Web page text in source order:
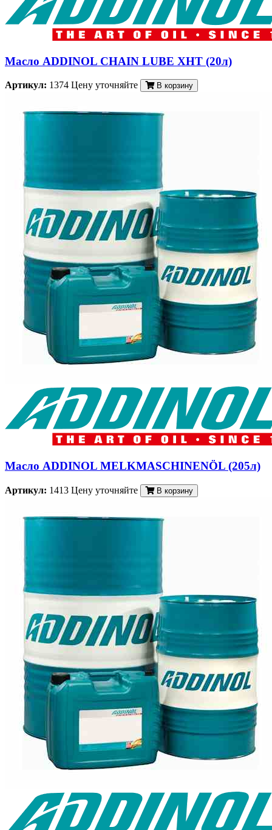
Масло ADDINOL CHAIN LUBE XHT (20л)
Артикул: 1374 Цену уточняйте В корзину
Масло ADDINOL MELKMASCHINENÖL (205л)
Артикул: 1413 Цену уточняйте В корзину